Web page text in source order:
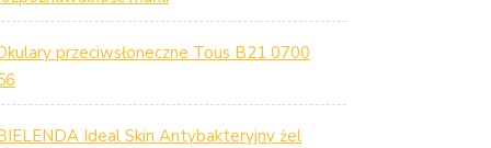
przeciwsłoneczne Tous B21 0700
Ideal Skin Antybakteryjny żel